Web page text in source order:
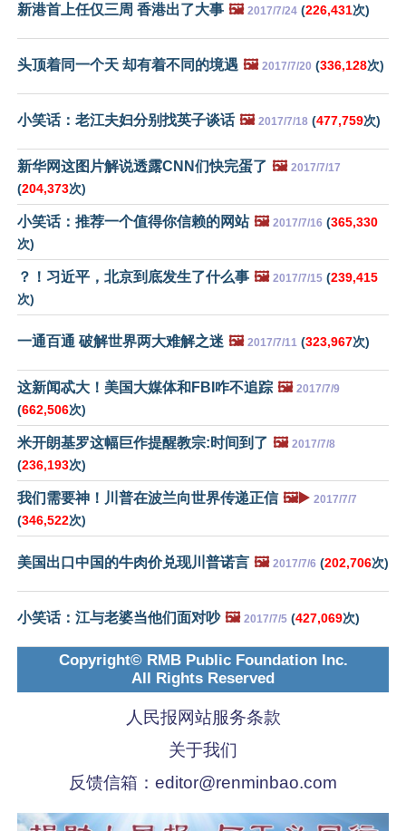
新港首上任仅三周 香港出了大事 🖼️ 2017/7/24 (226,431次)
头顶着同一个天 却有着不同的境遇 🖼️ 2017/7/20 (336,128次)
小笑话：老江夫妇分别找英子谈话 🖼️ 2017/7/18 (477,759次)
新华网这图片解说透露CNN们快完蛋了 🖼️ 2017/7/17
(204,373次)
小笑话：推荐一个值得你信赖的网站 🖼️ 2017/7/16 (365,330
次)
？！习近平，北京到底发生了什么事 🖼️ 2017/7/15 (239,415
次)
一通百通 破解世界两大难解之迷 🖼️ 2017/7/11 (323,967次)
这新闻忒大！美国大媒体和FBI咋不追踪 🖼️ 2017/7/9
(662,506次)
米开朗基罗这幅巨作提醒教宗:时间到了 🖼️ 2017/7/8
(236,193次)
我们需要神！川普在波兰向世界传递正信 🖼️▶️ 2017/7/7
(346,522次)
美国出口中国的牛肉价兑现川普诺言 🖼️ 2017/7/6 (202,706次)
小笑话：江与老婆当他们面对吵 🖼️ 2017/7/5 (427,069次)
Copyright© RMB Public Foundation Inc.
All Rights Reserved
人民报网站服务条款
关于我们
反馈信箱： editor@renminbao.com